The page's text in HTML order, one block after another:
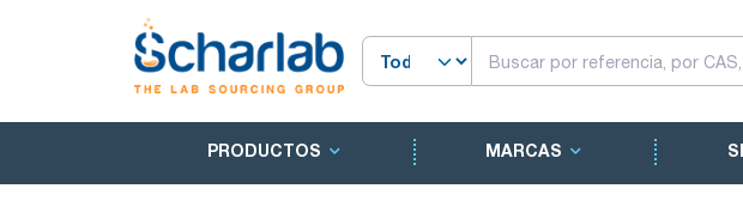
PRODUCTOS MARCAS